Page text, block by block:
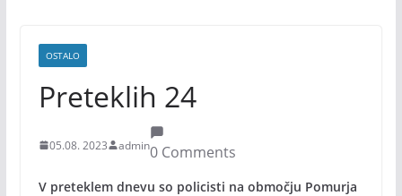
OSTALO
Preteklih 24
05.08. 2023 admin0 Comments
V preteklem dnevu so policisti na območju Pomurja